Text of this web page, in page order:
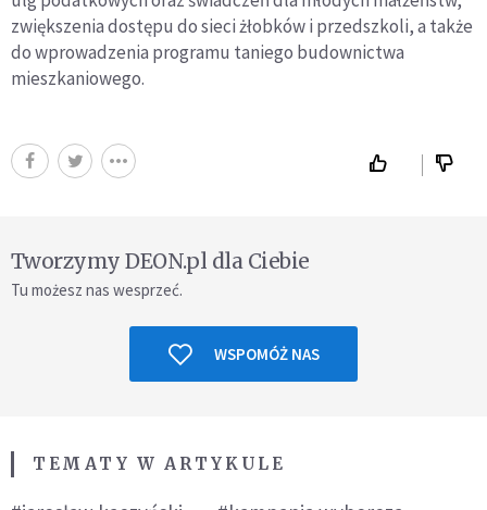
zwiększenia dostępu do sieci żłobków i przedszkoli, a także
do wprowadzenia programu taniego budownictwa
mieszkaniowego.
Tworzymy DEON.pl dla Ciebie
Tu możesz nas wesprzeć.
WSPOMÓŻ NAS
TEMATY W ARTYKULE